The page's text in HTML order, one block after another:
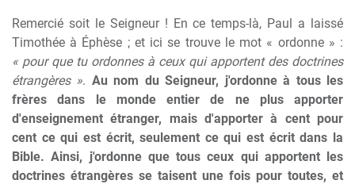
Remercié soit le Seigneur ! En ce temps-là, Paul a laissé
Timothée à Éphèse ; et ici se trouve le mot « ordonne » :
« pour que tu ordonnes à ceux qui apportent des doctrines
étrangères ». Au nom du Seigneur, j'ordonne à tous les
frères dans le monde entier de ne plus apporter
d'enseignement étranger, mais d'apporter à cent pour
cent ce qui est écrit, seulement ce qui est écrit dans la
Bible. Ainsi, j'ordonne que tous ceux qui apportent les
doctrines étrangères se taisent une fois pour toutes, et